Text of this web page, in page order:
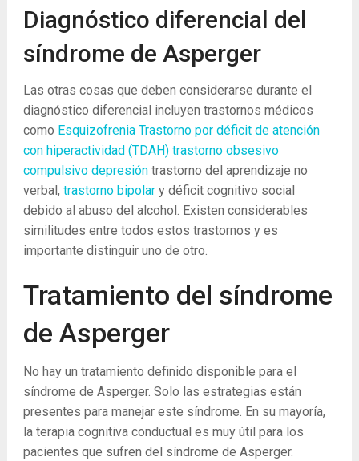
Diagnóstico diferencial del
síndrome de Asperger
Las otras cosas que deben considerarse durante el
diagnóstico diferencial incluyen trastornos médicos
como Esquizofrenia Trastorno por déficit de atención
con hiperactividad (TDAH) trastorno obsesivo
compulsivo depresión trastorno del aprendizaje no
verbal, trastorno bipolar y déficit cognitivo social
debido al abuso del alcohol. Existen considerables
similitudes entre todos estos trastornos y es
importante distinguir uno de otro.
Tratamiento del síndrome
de Asperger
No hay un tratamiento definido disponible para el
síndrome de Asperger. Solo las estrategias están
presentes para manejar este síndrome. En su mayoría,
la terapia cognitiva conductual es muy útil para los
pacientes que sufren del síndrome de Asperger.